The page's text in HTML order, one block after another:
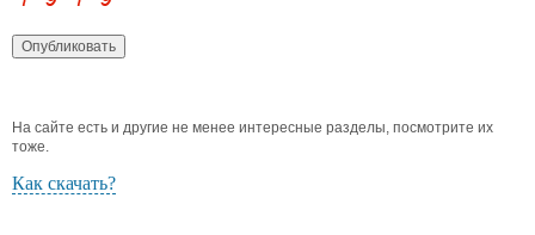
На сайте есть и другие не менее интересные разделы, посмотрите их
тоже.
Как скачать?